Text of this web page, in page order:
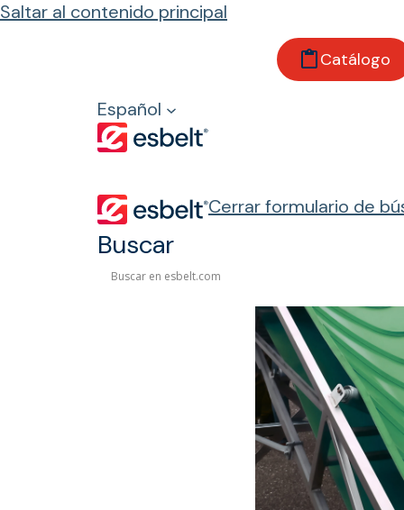
Saltar al contenido principal
Catálogo
Español
Cerrar formulario de
Buscar
Productos
Soluciones a medida
Soluciones a